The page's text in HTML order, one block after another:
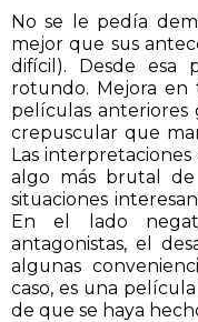
No se le pedía
mejor que sus
difícil). Desde esa
rotundo. Mejora en
películas anteriores
crepuscular que
Las
algo más brutal
situaciones
En el lado
antagonistas, el
algunas
caso, es una
de que se haya